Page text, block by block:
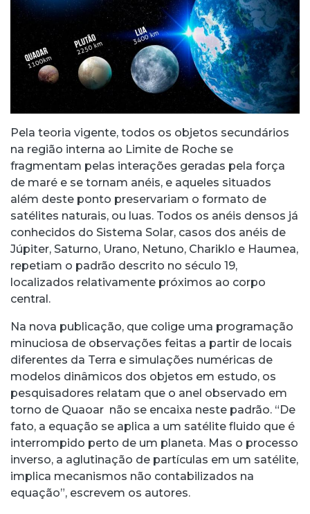
Pela teoria vigente, todos os objetos secundários
na região interna ao Limite de Roche se
fragmentam pelas interações geradas pela força
de maré e se tornam anéis, e aqueles situados
além deste ponto preservariam o formato de
satélites naturais, ou luas. Todos os anéis densos já
conhecidos do Sistema Solar, casos dos anéis de
Júpiter, Saturno, Urano, Netuno, Chariklo e Haumea,
repetiam o padrão descrito no século 19,
localizados relativamente próximos ao corpo
central.
Na nova publicação, que colige uma programação
minuciosa de observações feitas a partir de locais
diferentes da Terra e simulações numéricas de
modelos dinâmicos dos objetos em estudo, os
pesquisadores relatam que o anel observado em
torno de Quaoar não se encaixa neste padrão. “De
fato, a equação se aplica a um satélite fluido que é
interrompido perto de um planeta. Mas o processo
inverso, a aglutinação de partículas em um satélite,
implica mecanismos não contabilizados na
equação”, escrevem os autores.